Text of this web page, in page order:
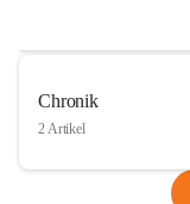
Chronik
2 Artikel